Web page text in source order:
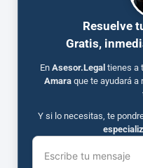
Resuelve
Gratis,
En Asesor.Legal tienes a
Amaraque te ayudará a
Y si lo necesitas, te
Escribe tu mensaje